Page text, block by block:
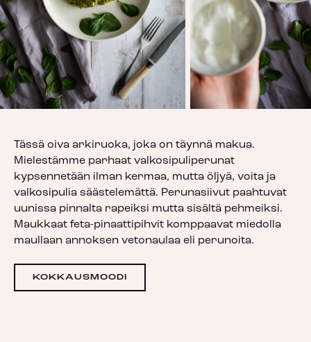
Tässä oiva arkiruoka, joka on täynnä makua.
Mielestämme parhaat valkosipuliperunat
kypsennetään ilman kermaa, mutta öljyä, voita ja
valkosipulia säästelemättä. Perunasiivut paahtuvat
uunissa pinnalta rapeiksi mutta sisältä pehmeiksi.
Maukkaat feta-pinaattipihvit komppaavat miedolla
maullaan annoksen vetonaulaa eli perunoita.
KOKKAUSMOODI